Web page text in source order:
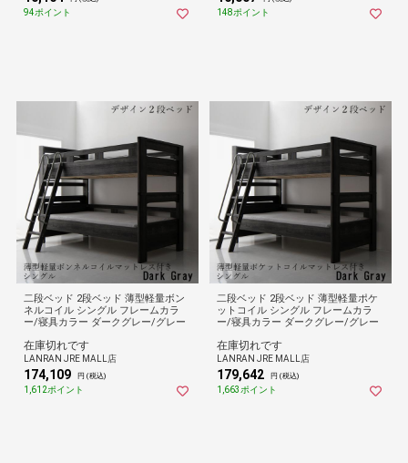
94ポイント 148ポイント
二段ベッド 2段ベッド 薄型軽量ボン
ネルコイル シングル フレームカラ
ー/寝具カラー ダークグレー/グレー
在庫切れです
LANRAN JRE MALL店
174,109 円 (税込)
1,612ポイント
二段ベッド 2段ベッド 薄型軽量ポケ
ットコイル シングル フレームカラ
ー/寝具カラー ダークグレー/グレー
在庫切れです
LANRAN JRE MALL店
179,642 円 (税込)
1,663ポイント